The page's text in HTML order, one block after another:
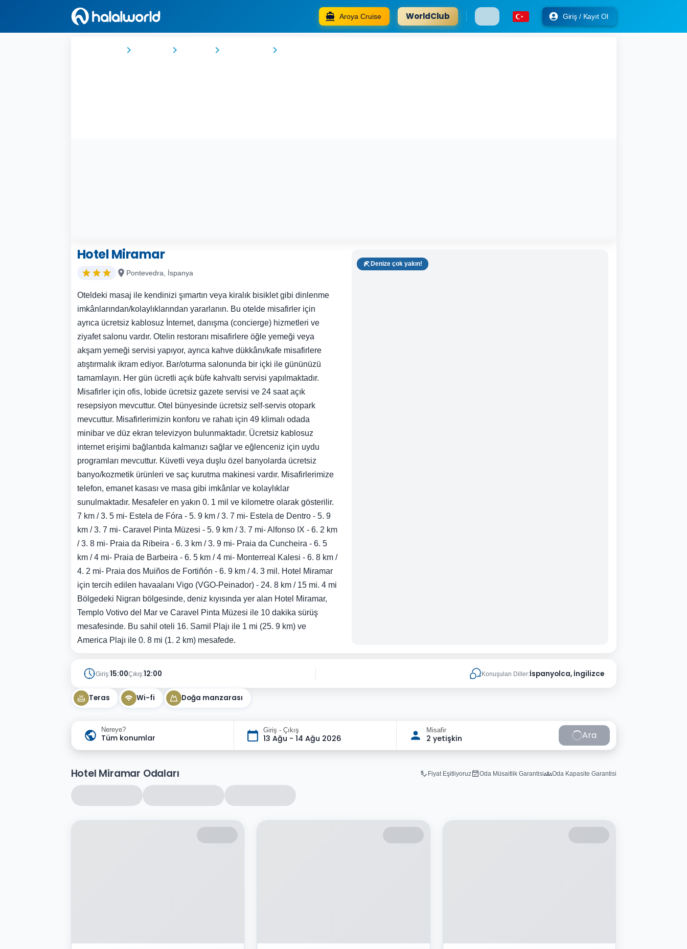
Aroya Cruise WorldClub Giriş / Kayıt Ol
Hotel Miramar
Pontevedra, İspanya
Oteldeki masaj ile kendinizi şımartın veya kiralık bisiklet gibi dinlenme
imkânlarından/kolaylıklarından yararlanın. Bu otelde misafirler için
ayrıca ücretsiz kablosuz İnternet, danışma (concierge) hizmetleri ve
ziyafet salonu vardır. Otelin restoranı misafirlere öğle yemeği veya
akşam yemeği servisi yapıyor, ayrıca kahve dükkânı/kafe misafirlere
atıştırmalık ikram ediyor. Bar/oturma salonunda bir içki ile gününüzü
tamamlayın. Her gün ücretli açık büfe kahvaltı servisi yapılmaktadır.
Misafirler için ofis, lobide ücretsiz gazete servisi ve 24 saat açık
resepsiyon mevcuttur. Otel bünyesinde ücretsiz self-servis otopark
mevcuttur. Misafirlerimizin konforu ve rahatı için 49 klimalı odada
minibar ve düz ekran televizyon bulunmaktadır. Ücretsiz kablosuz
internet erişimi bağlantıda kalmanızı sağlar ve eğlenceniz için uydu
programları mevcuttur. Küvetli veya duşlu özel banyolarda ücretsiz
banyo/kozmetik ürünleri ve saç kurutma makinesi vardır. Misafirlerimize
telefon, emanet kasası ve masa gibi imkânlar ve kolaylıklar
sunulmaktadır. Mesafeler en yakın 0. 1 mil ve kilometre olarak gösterilir.
7 km / 3. 5 mi- Estela de Fóra - 5. 9 km / 3. 7 mi- Estela de Dentro - 5. 9
km / 3. 7 mi- Caravel Pinta Müzesi - 5. 9 km / 3. 7 mi- Alfonso IX - 6. 2 km
/ 3. 8 mi- Praia da Ribeira - 6. 3 km / 3. 9 mi- Praia da Cuncheira - 6. 5
km / 4 mi- Praia de Barbeira - 6. 5 km / 4 mi- Monterreal Kalesi - 6. 8 km /
4. 2 mi- Praia dos Muiños de Fortiñón - 6. 9 km / 4. 3 mil. Hotel Miramar
için tercih edilen havaalanı Vigo (VGO-Peinador) - 24. 8 km / 15 mi. 4 mi
Bölgedeki Nigran bölgesinde, deniz kıyısında yer alan Hotel Miramar,
Templo Votivo del Mar ve Caravel Pinta Müzesi ile 10 dakika sürüş
mesafesinde. Bu sahil oteli 16. Samil Plajı ile 1 mi (25. 9 km) ve
America Plajı ile 0. 8 mi (1. 2 km) mesafede.
Denize çok yakın!
Giriş:15:00Çıkış:12:00 Konuşulan Diller:İspanyolca, İngilizce
Teras Wi-fi Doğa manzarası
Nereye?
Tüm konumlar
Giriş - Çıkış
13 Ağu - 14 Ağu 2026
Misafir
2 yetişkin Ara
Hotel Miramar Odaları Fiyat Eşitliyoruz Oda Müsaitlik Garantisi Oda Kapasite Garantisi